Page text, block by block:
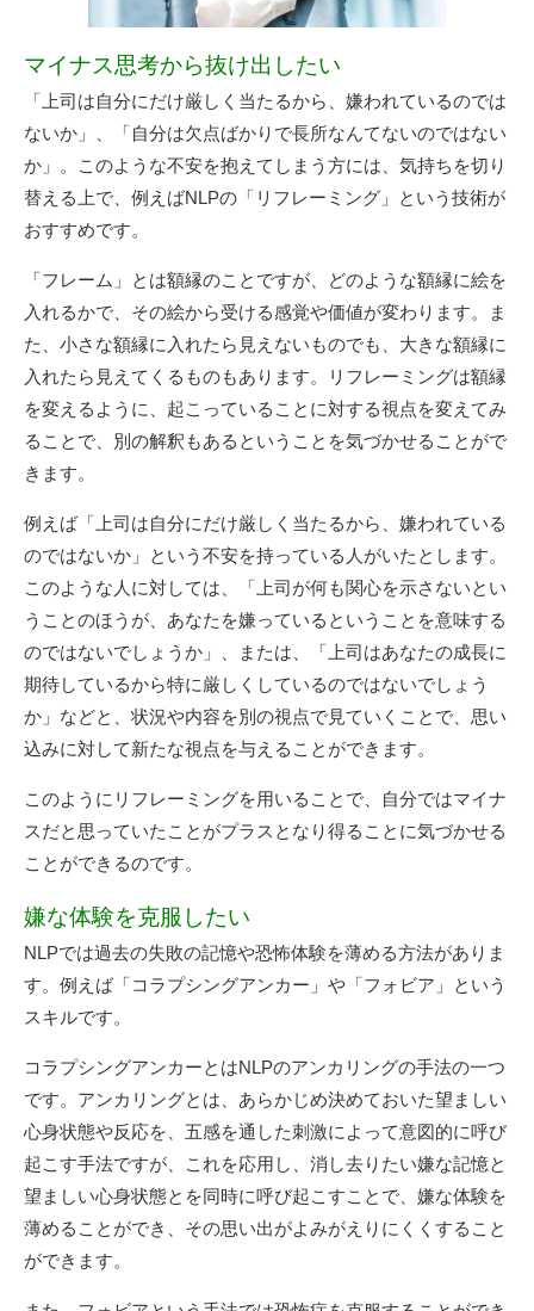
マイナス思考から抜け出したい
「上司は自分にだけ厳しく当たるから、嫌われているのでは
ないか」、「自分は欠点ばかりで長所なんてないのではない
か」。このような不安を抱えてしまう方には、気持ちを切り
替える上で、例えばNLPの「リフレーミング」という技術が
おすすめです。
「フレーム」とは額縁のことですが、どのような額縁に絵を
入れるかで、その絵から受ける感覚や価値が変わります。ま
た、小さな額縁に入れたら見えないものでも、大きな額縁に
入れたら見えてくるものもあります。リフレーミングは額縁
を変えるように、起こっていることに対する視点を変えてみ
ることで、別の解釈もあるということを気づかせることがで
きます。
例えば「上司は自分にだけ厳しく当たるから、嫌われている
のではないか」という不安を持っている人がいたとします。
このような人に対しては、「上司が何も関心を示さないとい
うことのほうが、あなたを嫌っているということを意味する
のではないでしょうか」、または、「上司はあなたの成長に
期待しているから特に厳しくしているのではないでしょう
か」などと、状況や内容を別の視点で見ていくことで、思い
込みに対して新たな視点を与えることができます。
このようにリフレーミングを用いることで、自分ではマイナ
スだと思っていたことがプラスとなり得ることに気づかせる
ことができるのです。
嫌な体験を克服したい
NLPでは過去の失敗の記憶や恐怖体験を薄める方法がありま
す。例えば「コラプシングアンカー」や「フォビア」という
スキルです。
コラプシングアンカーとはNLPのアンカリングの手法の一つ
です。アンカリングとは、あらかじめ決めておいた望ましい
心身状態や反応を、五感を通した刺激によって意図的に呼び
起こす手法ですが、これを応用し、消し去りたい嫌な記憶と
望ましい心身状態とを同時に呼び起こすことで、嫌な体験を
薄めることができ、その思い出がよみがえりにくくすること
ができます。